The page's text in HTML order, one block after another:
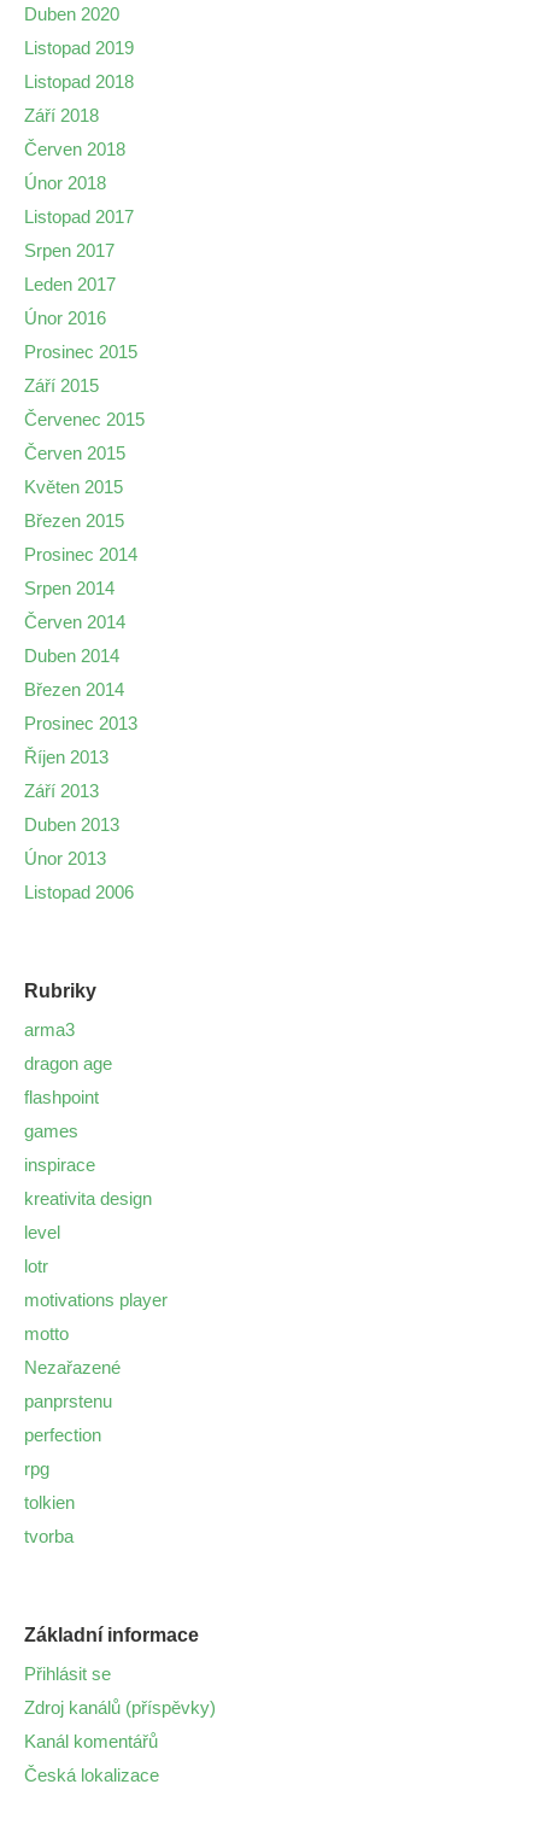
Duben 2020
Listopad 2019
Listopad 2018
Září 2018
Červen 2018
Únor 2018
Listopad 2017
Srpen 2017
Leden 2017
Únor 2016
Prosinec 2015
Září 2015
Červenec 2015
Červen 2015
Květen 2015
Březen 2015
Prosinec 2014
Srpen 2014
Červen 2014
Duben 2014
Březen 2014
Prosinec 2013
Říjen 2013
Září 2013
Duben 2013
Únor 2013
Listopad 2006
Rubriky
arma3
dragon age
flashpoint
games
inspirace
kreativita design
level
lotr
motivations player
motto
Nezařazené
panprstenu
perfection
rpg
tolkien
tvorba
Základní informace
Přihlásit se
Zdroj kanálů (příspěvky)
Kanál komentářů
Česká lokalizace